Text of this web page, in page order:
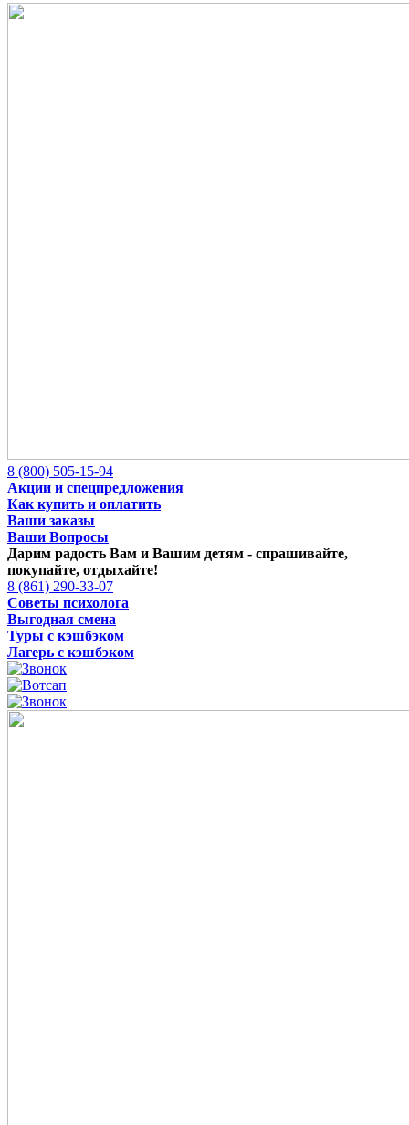
8 (800) 505-15-94
Акции и спецпредложения
Как купить и оплатить
Ваши заказы
Ваши Вопросы
Дарим радость Вам и Вашим детям - спрашивайте,
покупайте, отдыхайте!
8 (861) 290-33-07
Советы психолога
Выгодная смена
Туры с кэшбэком
Лагерь с кэшбэком